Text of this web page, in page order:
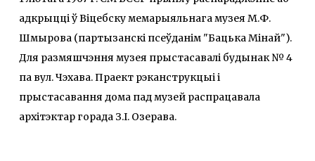
адкрыцці ў Віцебску мемарыяльнага музея М.Ф.
Шмырова (партызанскі псеўданім "Бацька Мінай").
Для размяшчэння музея прыстасавалі будынак № 4
па вул. Чэхава. Праект рэканструкцыі і
прыстасавання дома пад музей распрацавала
архітэктар горада З.І. Озерава.